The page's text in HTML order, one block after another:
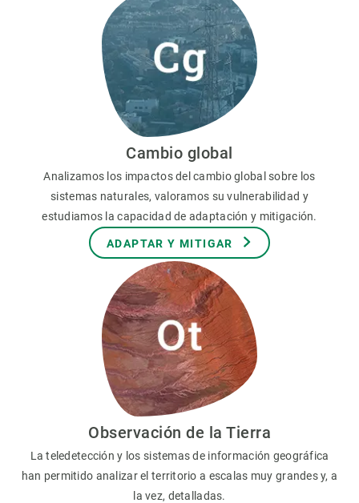
Cambio global
Analizamos los impactos del cambio global sobre los
sistemas naturales, valoramos su vulnerabilidad y
estudiamos la capacidad de adaptación y mitigación.
ADAPTAR Y MITIGAR
Observación de la Tierra
La teledetección y los sistemas de información geográfica
han permitido analizar el territorio a escalas muy grandes y, a
la vez, detalladas.